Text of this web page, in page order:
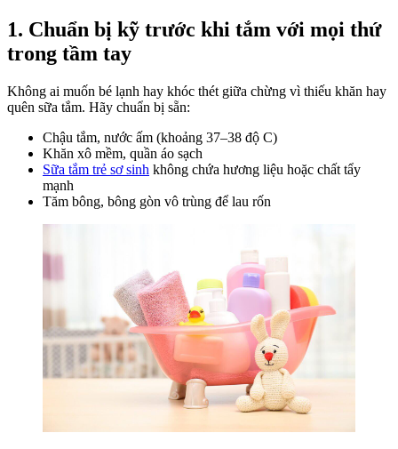
Về
Cách
Trẻ
1. Chuẩn bị kỹ trước khi tắm với mọi thứ
trong tầm tay
Không ai muốn bé lạnh hay khóc thét giữa chừng vì thiếu khăn hay
quên sữa tắm. Hãy chuẩn bị sẵn:
Chậu tắm, nước ấm (khoảng 37–38 độ C)
Khăn xô mềm, quần áo sạch
Sữa tắm trẻ sơ sinh không chứa hương liệu hoặc chất tẩy
mạnh
Tăm bông, bông gòn vô trùng để lau rốn